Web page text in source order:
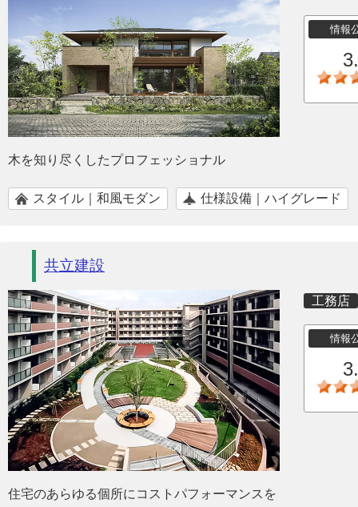
情報
木を知り尽くしたプロフェッショナル
スタイル｜和風モダン 仕様設備｜ハイグレード
共立建設
工務店
情報
住宅のあらゆる個所にコストパフォーマンスを